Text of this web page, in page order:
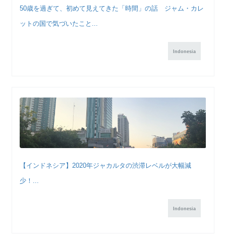
50歳を過ぎて、初めて見えてきた「時間」の話 ジャム・カレ
ットの国で気づいたこと...
Indonesia
【インドネシア】2020年ジャカルタの渋滞レベルが大幅減
少！...
Indonesia